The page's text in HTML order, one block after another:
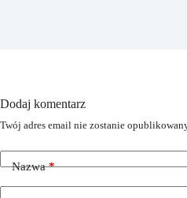
Dodaj komentarz
Twój adres email nie zostanie
Nazwa*